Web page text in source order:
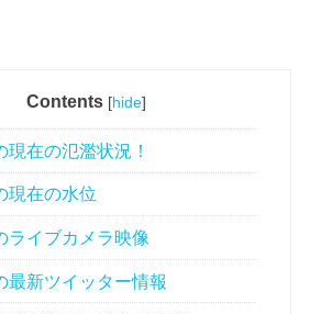
Contents [hide]
現在の氾濫状況！
現在の水位
ライブカメラ映像
最新ツイッター情報